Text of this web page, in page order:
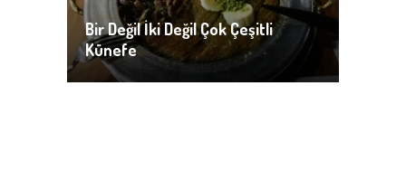
Bir Değil İki Değil Çok Çeşitli
Künefe